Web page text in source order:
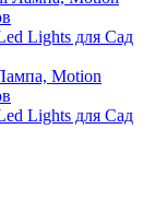
Motion
Lights для Сад